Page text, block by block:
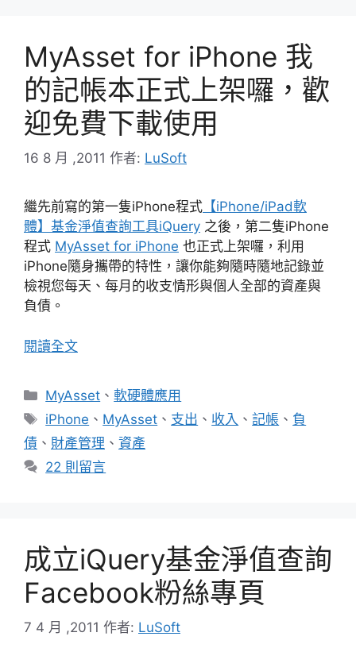
MyAsset for iPhone 我
的記帳本正式上架囉，歡
迎免費下載使用
16 8 月 ,2011 作者: LuSoft
繼先前寫的第一隻iPhone程式 【iPhone/iPad軟
體】基金淨值查詢工具iQuery 之後，第二隻iPhone
程式 MyAsset for iPhone 也正式上架囉，利用
iPhone隨身攜帶的特性，讓你能夠隨時隨地記錄並
檢視您每天、每月的收支情形與個人全部的資產與
負債。
閱讀全文
分
類
MyAsset 、軟硬體應用
標
籤
iPhone 、 MyAsset 、 支出 、 收入 、記帳 、 負
債 、 財產管理 、 資產
22 則留言
成立iQuery基金淨值查詢
Facebook粉絲專頁
7 4 月 ,2011 作者: LuSoft